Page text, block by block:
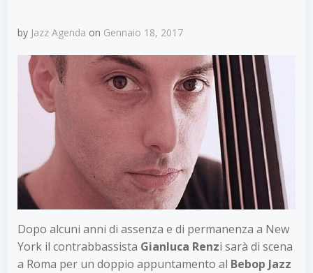
by Jazz Agenda on Gennaio 18, 2017
Dopo alcuni anni di assenza e di permanenza a New
York il contrabbassista Gianluca Renzi sarà di scena
a Roma per un doppio appuntamento al Bebop Jazz